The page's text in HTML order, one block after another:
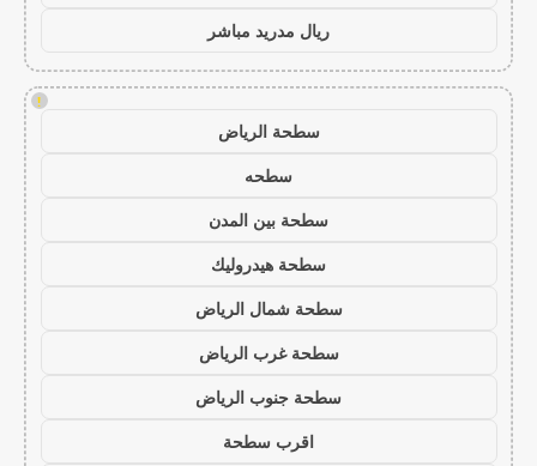
ريال مدريد مباشر
!
سطحة الرياض
سطحه
سطحة بين المدن
سطحة هيدروليك
سطحة شمال الرياض
سطحة غرب الرياض
سطحة جنوب الرياض
اقرب سطحة